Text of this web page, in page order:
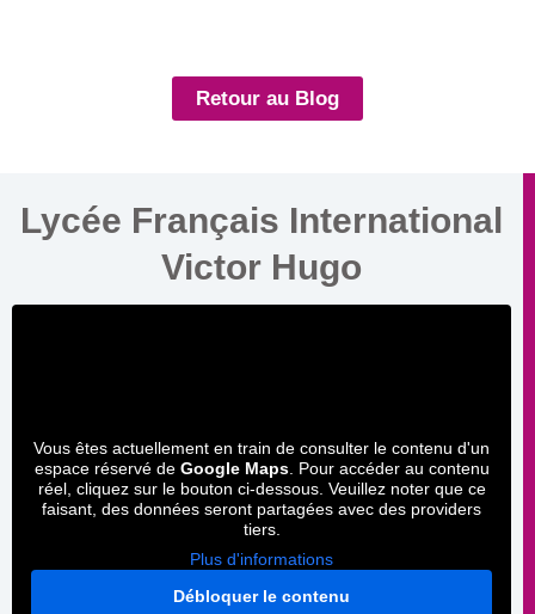
Retour au Blog
Lycée Français International
Victor Hugo
Vous êtes actuellement en train de consulter le contenu d'un
espace réservé de Google Maps. Pour accéder au contenu
réel, cliquez sur le bouton ci-dessous. Veuillez noter que ce
faisant, des données seront partagées avec des providers
tiers.
Plus d'informations
Débloquer le contenu